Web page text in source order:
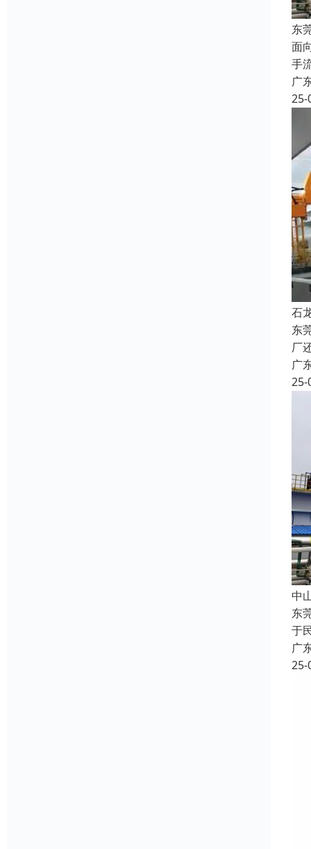
东
面
手
广
25-
石
东
厂
广
25-
中
东
于
广
25-